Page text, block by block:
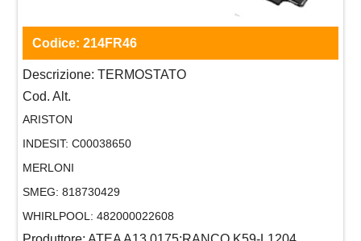
Codice: 214FR46
Descrizione: TERMOSTATO
Cod. Alt.
ARISTON
INDESIT: C00038650
MERLONI
SMEG: 818730429
WHIRLPOOL: 482000022608